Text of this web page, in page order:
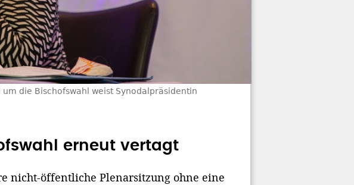
die Bischofswahl weist Synodalpräsidentin
erneut vertagt
nicht-öffentliche Plenarsitzung ohne eine